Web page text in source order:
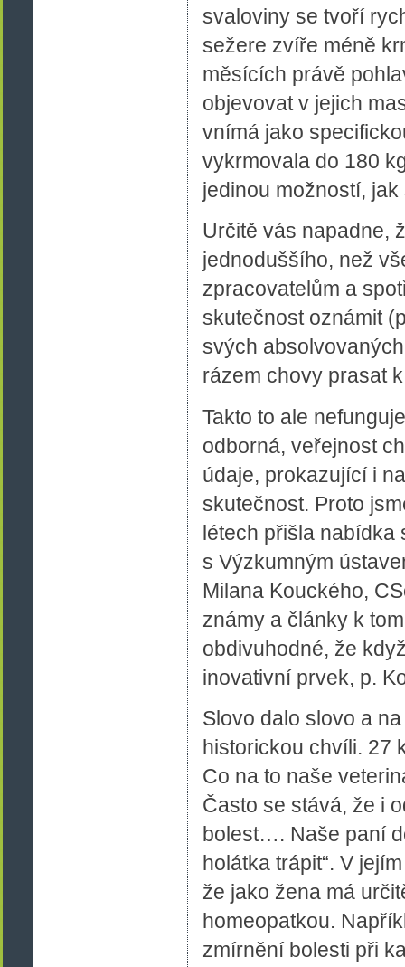
svaloviny se tvoří
sežere zvíře méně
měsících právě
objevovat v jejich
vnímá jako
vykrmovala do 180
jedinou možností,
Určitě vás napadne,
jednoduššího, než
zpracovatelům a
skutečnost oznámit
svých
rázem chovy prasat
Takto to ale
odborná, veřejnost
údaje, prokazující i
skutečnost. Proto
létech přišla nabídka
s Výzkumným
Milana Kouckého,
známy a články k
obdivuhodné, že
inovativní prvek, p.
Slovo dalo slovo a
historickou chvíli. 27
Co na to naše
Často se stává, že i
bolest…. Naše paní
holátka trápit“. V
že jako žena má
homeopatkou.
zmírnění bolesti při